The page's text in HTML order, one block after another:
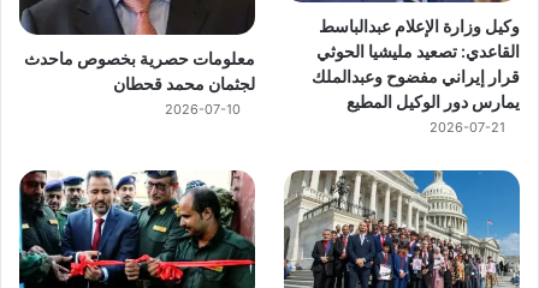
وكيل وزارة الإعلام عبدالباسط
القاعدي: تصعيد مليشيا الحوثي
قرار إيراني مفضوح وعبدالملك
يمارس دور الوكيل المطيع
2026-07-21
معلومات حصرية بخصوص ماحدث
لجثمان محمد قحطان
2026-07-10